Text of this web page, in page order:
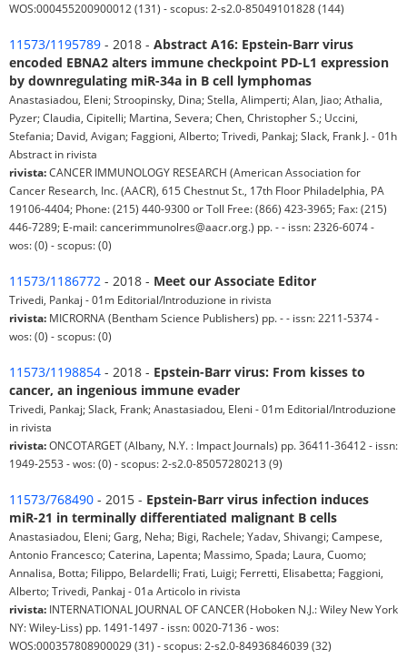
WOS:000455200900012 (131) - scopus: 2-s2.0-85049101828 (144)
11573/1195789 - 2018 - Abstract A16: Epstein-Barr virus
encoded EBNA2 alters immune checkpoint PD-L1 expression
by downregulating miR-34a in B cell lymphomas
Anastasiadou, Eleni; Stroopinsky, Dina; Stella, Alimperti; Alan, Jiao; Athalia,
Pyzer; Claudia, Cipitelli; Martina, Severa; Chen, Christopher S.; Uccini,
Stefania; David, Avigan; Faggioni, Alberto; Trivedi, Pankaj; Slack, Frank J. - 01h
Abstract in rivista
rivista:CANCER IMMUNOLOGY RESEARCH (American Association for
Cancer Research, Inc. (AACR), 615 Chestnut St., 17th Floor Philadelphia, PA
19106-4404; Phone: (215) 440-9300 or Toll Free: (866) 423-3965; Fax: (215)
446-7289; E-mail: cancerimmunolres@aacr.org.) pp. - - issn: 2326-6074 -
wos: (0) - scopus: (0)
11573/1186772 - 2018 - Meet our Associate Editor
Trivedi, Pankaj - 01m Editorial/Introduzione in rivista
rivista: MICRORNA (Bentham Science Publishers) pp. - - issn: 2211-5374 -
wos: (0) - scopus: (0)
11573/1198854 - 2018 - Epstein-Barr virus: From kisses to
cancer, an ingenious immune evader
Trivedi, Pankaj; Slack, Frank; Anastasiadou, Eleni - 01m Editorial/Introduzione
in rivista
rivista:ONCOTARGET (Albany, N.Y. : Impact Journals) pp. 36411-36412 - issn:
1949-2553 - wos: (0) - scopus: 2-s2.0-85057280213 (9)
11573/768490 - 2015 - Epstein-Barr virus infection induces
miR-21 in terminally differentiated malignant B cells
Anastasiadou, Eleni; Garg, Neha; Bigi, Rachele; Yadav, Shivangi; Campese,
Antonio Francesco; Caterina, Lapenta; Massimo, Spada; Laura, Cuomo;
Annalisa, Botta; Filippo, Belardelli; Frati, Luigi; Ferretti, Elisabetta; Faggioni,
Alberto; Trivedi, Pankaj - 01a Articolo in rivista
rivista: INTERNATIONAL JOURNAL OF CANCER (Hoboken N.J.: Wiley New York
NY: Wiley-Liss) pp. 1491-1497 - issn: 0020-7136 - wos:
WOS:000357808900029 (31) - scopus: 2-s2.0-84936846039 (32)